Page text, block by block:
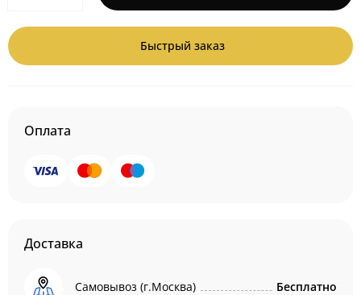
Быстрый заказ
Оплата
Доставка
Самовывоз (г.Москва) Бесплатно